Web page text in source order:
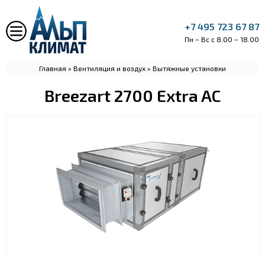
+7 495 723 67 87
Пн – Вс с 8.00 – 18.00
Главная » Вентиляция и воздух » Вытяжные установки
Breezart 2700 Extra AC